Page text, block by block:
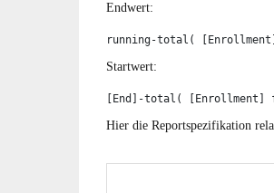
Endwert:
running-total(
Startwert:
[End]-total( [Enrollment]
Hier die Reportspezifikation